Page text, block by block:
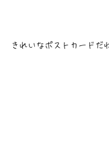
きれいなポストカードだ